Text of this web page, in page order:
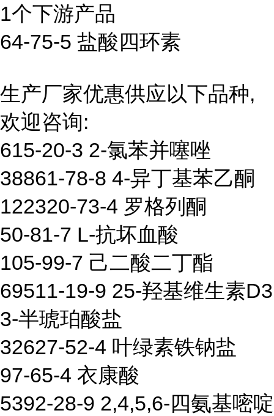
1个下游产品
64-75-5 盐酸四环素
生产厂家优惠供应以下品种,
欢迎咨询:
615-20-3 2-氯苯并噻唑
38861-78-8 4-异丁基苯乙酮
122320-73-4 罗格列酮
50-81-7 L-抗坏血酸
105-99-7 己二酸二丁酯
69511-19-9 25-羟基维生素D3
3-半琥珀酸盐
32627-52-4 叶绿素铁钠盐
97-65-4 衣康酸
5392-28-9 2,4,5,6-四氨基嘧啶